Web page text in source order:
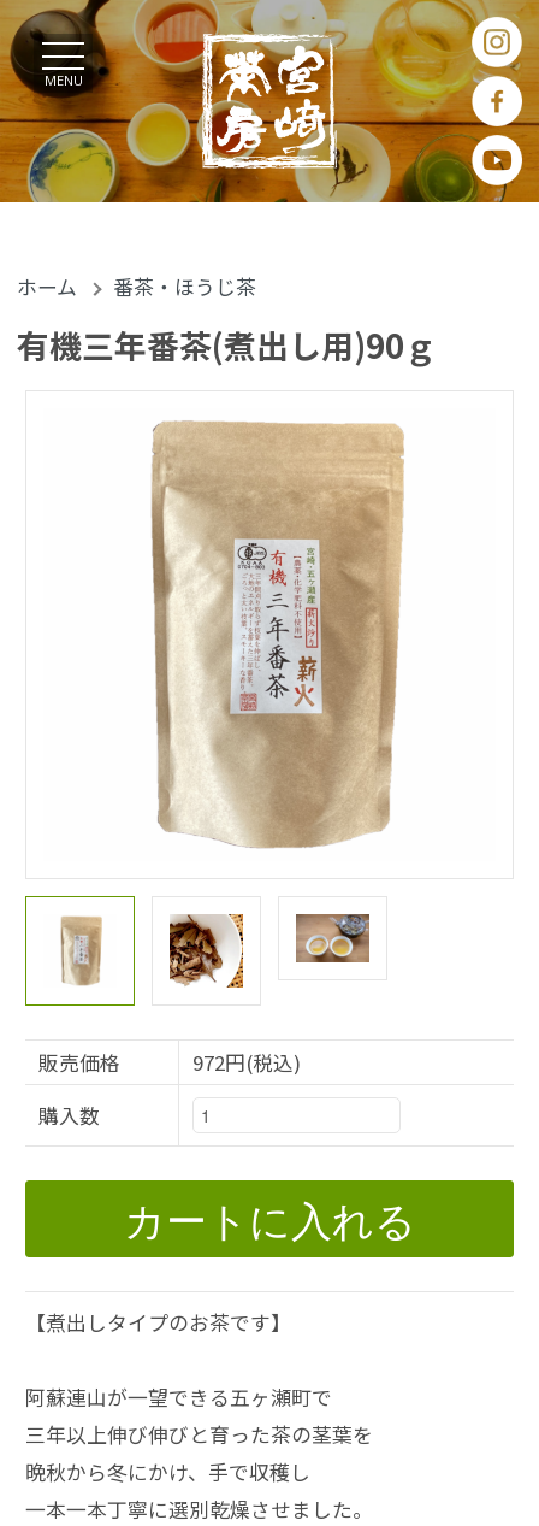
MENU
ホーム 番茶・ほうじ茶
有機三年番茶(煮出し用)90ｇ
販売価格
972円(税込)
購入数
カートに入れる
【煮出しタイプのお茶です】
阿蘇連山が一望できる五ヶ瀬町で
三年以上伸び伸びと育った茶の茎葉を
晩秋から冬にかけ、手で収穫し
一本一本丁寧に選別乾燥させました。